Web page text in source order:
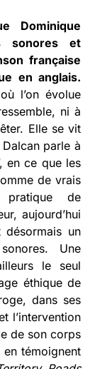
Dominique
sonores et
française
en anglais.
l’on évolue
ni à
Elle se vit
parle à
en ce que les
de vrais
de
aujourd’hui
un
Une
le seul
éthique de
dans ses
l’intervention
de son corps
en témoignent